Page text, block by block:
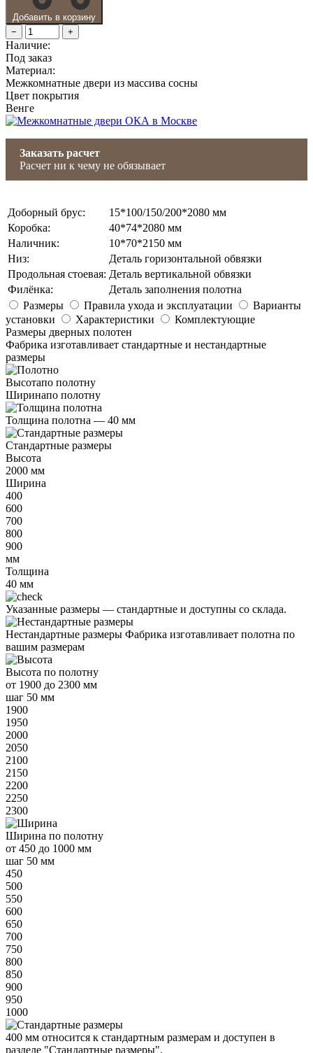
Добавить в корзину
−
+
Наличие:
Под заказ
Материал:
Межкомнатные двери из массива сосны
Цвет покрытия
Венге
Заказать расчет
Расчет ни к чему не обязывает
Доборный брус:
15*100/150/200*2080 мм
Коробка:
40*74*2080 мм
Наличник:
10*70*2150 мм
Низ:
Деталь горизонтальной обвязки
Продольная стоевая: Деталь вертикальной обвязки
Филёнка:
Деталь заполнения полотна
Размеры
Правила ухода и эксплуатации
Варианты
установки
Характеристики
Комплектующие
Размеры дверных полотен
Фабрика изготавливает стандартные и нестандартные
размеры
Высотапо полотну
Ширинапо полотну
Толщина полотна — 40 мм
Стандартные размеры
Высота
2000 мм
Ширина
400
600
700
800
900
мм
Толщина
40 мм
Указанные размеры — стандартные и доступны со склада.
Нестандартные размеры Фабрика изготавливает полотна по
вашим размерам
Высота по полотну
от 1900 до 2300 мм
шаг 50 мм
1900
1950
2000
2050
2100
2150
2200
2250
2300
Ширина по полотну
от 450 до 1000 мм
шаг 50 мм
450
500
550
600
650
700
750
800
850
900
950
1000
400 мм относится к стандартным размерам и доступен в
разделе "Стандартные размеры".